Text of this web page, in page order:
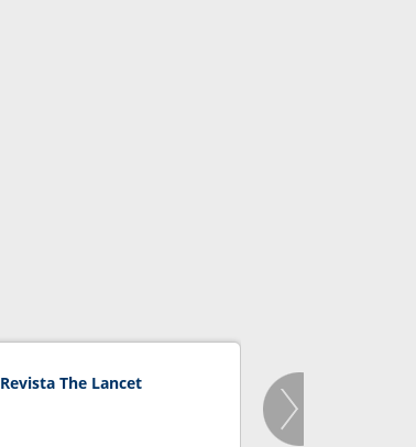
Revista The Lancet